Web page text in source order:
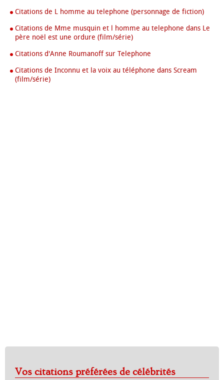
Citations de L homme au telephone (personnage de fiction)
Citations de Mme musquin et l homme au telephone dans Le
père noël est une ordure (film/série)
Citations d'Anne Roumanoff sur Telephone
Citations de Inconnu et la voix au téléphone dans Scream
(film/série)
Vos citations préférées de célébrités